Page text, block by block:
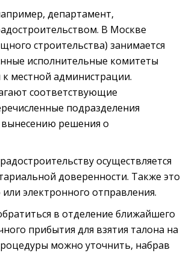
департамент,
В Москве
строительства) занимается
исполнительные комитеты
местной администрации.
соответствующие
подразделения
решения о
осуществляется
доверенности. Также это
электронного отправления.
в отделение ближайшего
прибытия для взятия талона на
можно уточнить, набрав